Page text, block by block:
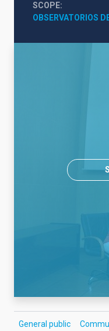
SCOPE
OBSERVATORIOS
General public